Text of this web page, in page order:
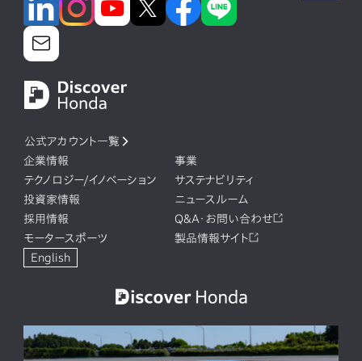
公式アカウント一覧
企業情報
事業
テクノロジー/イノベーション
サステナビリティ
投資家情報
ニュースルーム
採用情報
Q&A・お問い合わせ
モータースポーツ
製品情報サイト
English